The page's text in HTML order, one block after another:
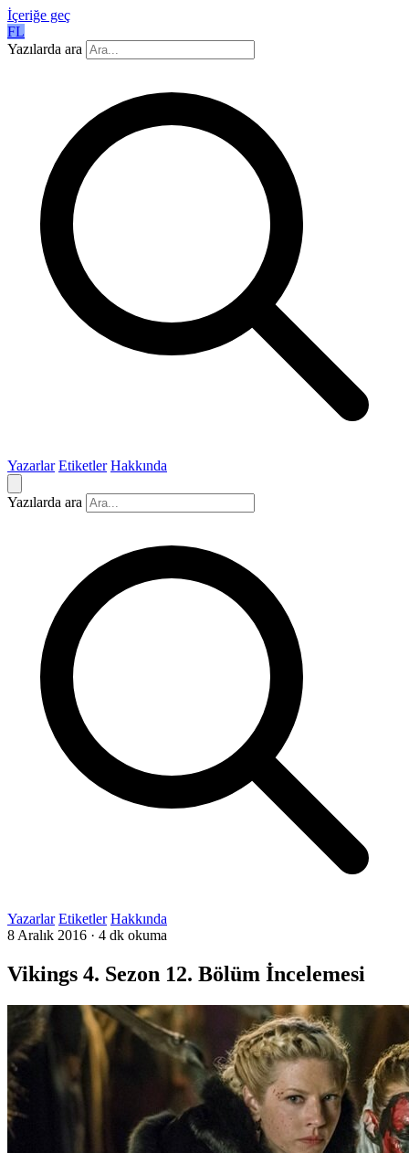
İçeriğe geç
FL
Yazılarda ara
Yazarlar Etiketler Hakkında
Yazılarda ara
Yazarlar Etiketler Hakkında
8 Aralık 2016 · 4 dk okuma
Vikings 4. Sezon 12. Bölüm İncelemesi